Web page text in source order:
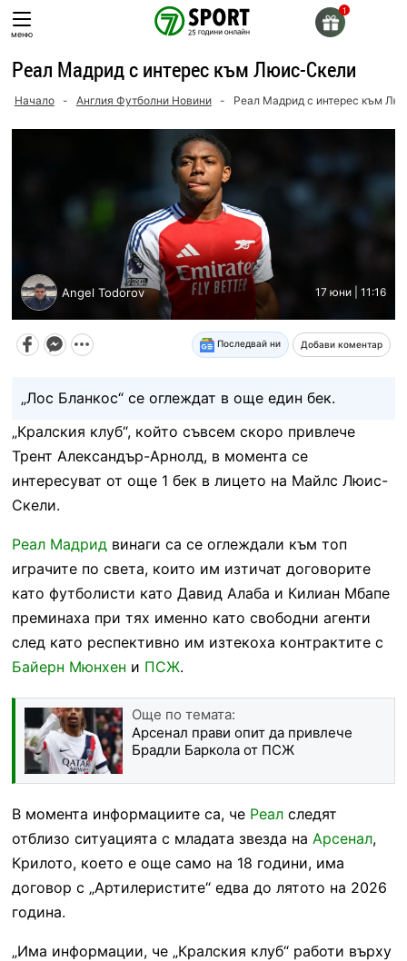
Skip
toменю
Реал Мадрид с интерес към Люис-Скели
Начало - Англия Футболни Новини - Реал Мадрид с интерес към
Angel Todorov 17 юни | 11:16
Последвай ни Добави коментар
„Лос Бланкос“ се оглеждат в още един бек.
„Кралския клуб“, който съвсем скоро привлече
Трент Александър-Арнолд, в момента се
интересуват от още 1 бек в лицето на Майлс Люис-
Скели.
Реал Мадридвинаги са се оглеждали към топ
играчите по света, които им изтичат договорите
като футболисти като Давид Алаба и Килиан Мбапе
преминаха при тях именно като свободни агенти
след като респективно им изтекоха контрактите с
Байерн Мюнхен и ПСЖ.
Още по темата:
Арсенал прави опит да привлече
Брадли Баркола от ПСЖ
В момента информациите са, че Реалследят
отблизо ситуацията с младата звезда на Арсенал,
Крилото, което е още само на 18 години, има
договор с „Артилеристите“ едва до лятото на 2026
година.
„Има информации, че „Кралския клуб“ работи върху